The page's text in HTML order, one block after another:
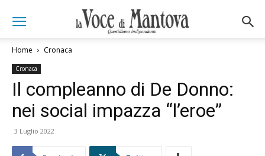
Home Cronaca
Cronaca
Il compleanno di De Donno:
nei social impazza “l’eroe”
3 Luglio 2022